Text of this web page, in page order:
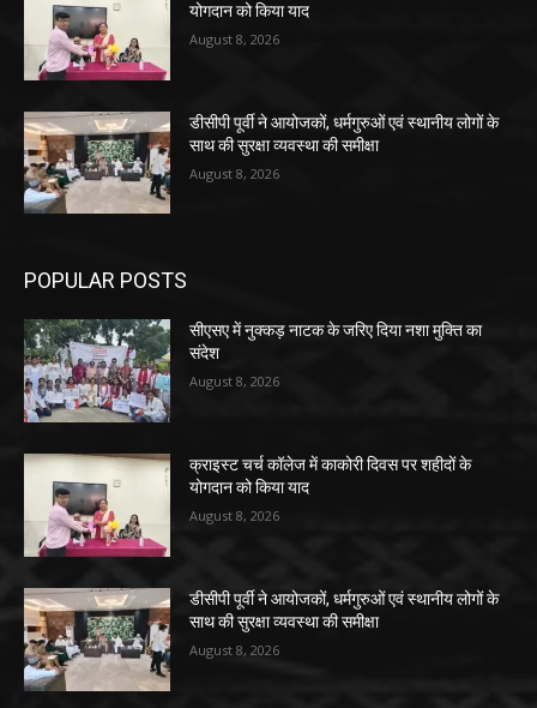
योगदान को किया याद
August 8, 2026
डीसीपी पूर्वी ने आयोजकों, धर्मगुरुओं एवं स्थानीय लोगों के
साथ की सुरक्षा व्यवस्था की समीक्षा
August 8, 2026
POPULAR POSTS
सीएसए में नुक्कड़ नाटक के जरिए दिया नशा मुक्ति का
संदेश
August 8, 2026
क्राइस्ट चर्च कॉलेज में काकोरी दिवस पर शहीदों के
योगदान को किया याद
August 8, 2026
डीसीपी पूर्वी ने आयोजकों, धर्मगुरुओं एवं स्थानीय लोगों के
साथ की सुरक्षा व्यवस्था की समीक्षा
August 8, 2026